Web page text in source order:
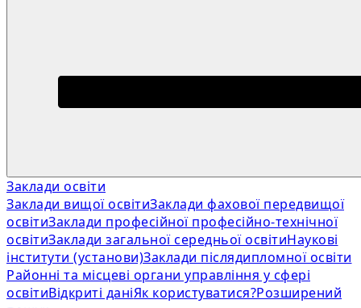
Заклади освіти
Заклади вищої освітиЗаклади фахової передвищої
освітиЗаклади професійної професійно-технічної
освітиЗаклади загальної середньої освітиНаукові
інститути (установи)Заклади післядипломної освіти
Районні та місцеві органи управління у сфері
освітиВідкриті даніЯк користуватися?Розширений